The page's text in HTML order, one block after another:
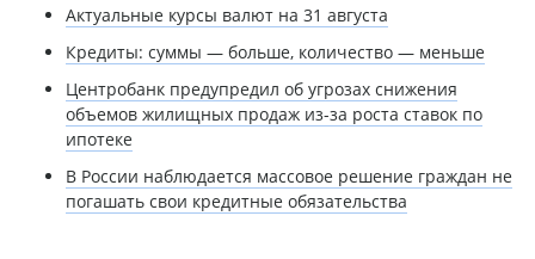
Актуальные курсы валют на 31 августа
Кредиты: суммы — больше, количество — меньше
Центробанк предупредил об угрозах снижения
объемов жилищных продаж из-за роста ставок по
ипотеке
В России наблюдается массовое решение граждан не
погашать свои кредитные обязательства